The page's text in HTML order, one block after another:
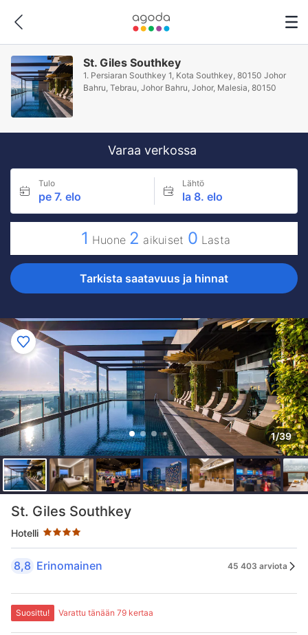
St. Giles Southkey
1. Persiaran Southkey 1, Kota Southkey, 80150 Johor
Bahru, Tebrau, Johor Bahru, Johor, Malesia, 80150
Varaa verkossa
Tulo
pe 7. elo
Lähtö
la 8. elo
1 Huone 2 aikuiset 0 Lasta
Tarkista saatavuus ja hinnat
1/39
St. Giles Southkey
Hotelli
Tähtiluokitus 4 tähteä
8,8 Erinomainen 45 403 arviota
Suosittu! Varattu tänään 79 kertaa